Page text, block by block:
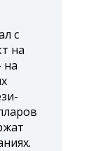
с
на
на